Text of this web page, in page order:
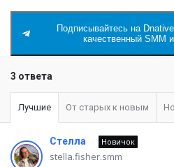
Подписывайтесь на
качественный SMM
3 ответа
Лучшие От старых к новым
Стелла Новичок
stella.fisher.smm